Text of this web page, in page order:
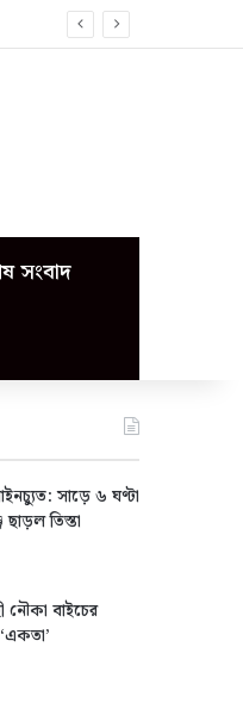
সংবাদ
সাড়ে ৬ ঘণ্টা
তিস্তা
নৌকা বাইচের